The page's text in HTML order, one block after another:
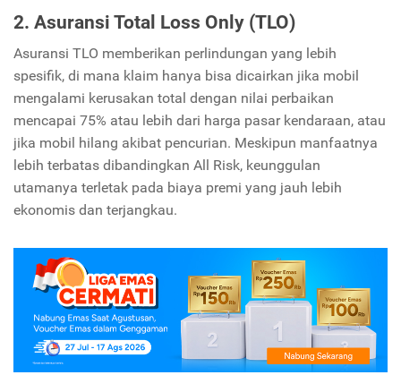
2. Asuransi Total Loss Only (TLO)
Asuransi TLO memberikan perlindungan yang lebih
spesifik, di mana klaim hanya bisa dicairkan jika mobil
mengalami kerusakan total dengan nilai perbaikan
mencapai 75% atau lebih dari harga pasar kendaraan, atau
jika mobil hilang akibat pencurian. Meskipun manfaatnya
lebih terbatas dibandingkan All Risk, keunggulan
utamanya terletak pada biaya premi yang jauh lebih
ekonomis dan terjangkau.